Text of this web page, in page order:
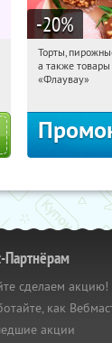
-20%
10:16:06
Россия
Торты,
а также
«Флаувау»
Партнёрам
сделаем акцию!
как
акции